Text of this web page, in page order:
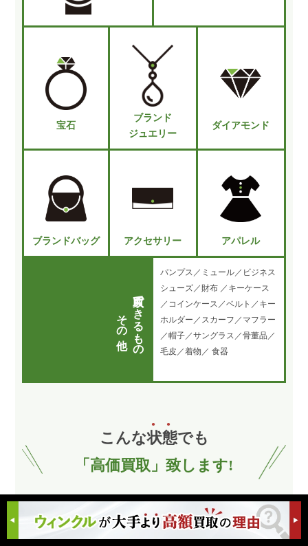
宝石
ブランド
ジュエリー
ダイアモンド
ブランドバッグ アクセサリー アパレル
買取できるもの
その他
パンプス／ミュール／ビジネス
シューズ／財布 ／キーケース
／コインケース／ベルト／キー
ホルダー／スカーフ／マフラー
／帽子／サングラス／骨董品／
毛皮／着物／ 食器
こんな状態でも
「高価買取」致します!